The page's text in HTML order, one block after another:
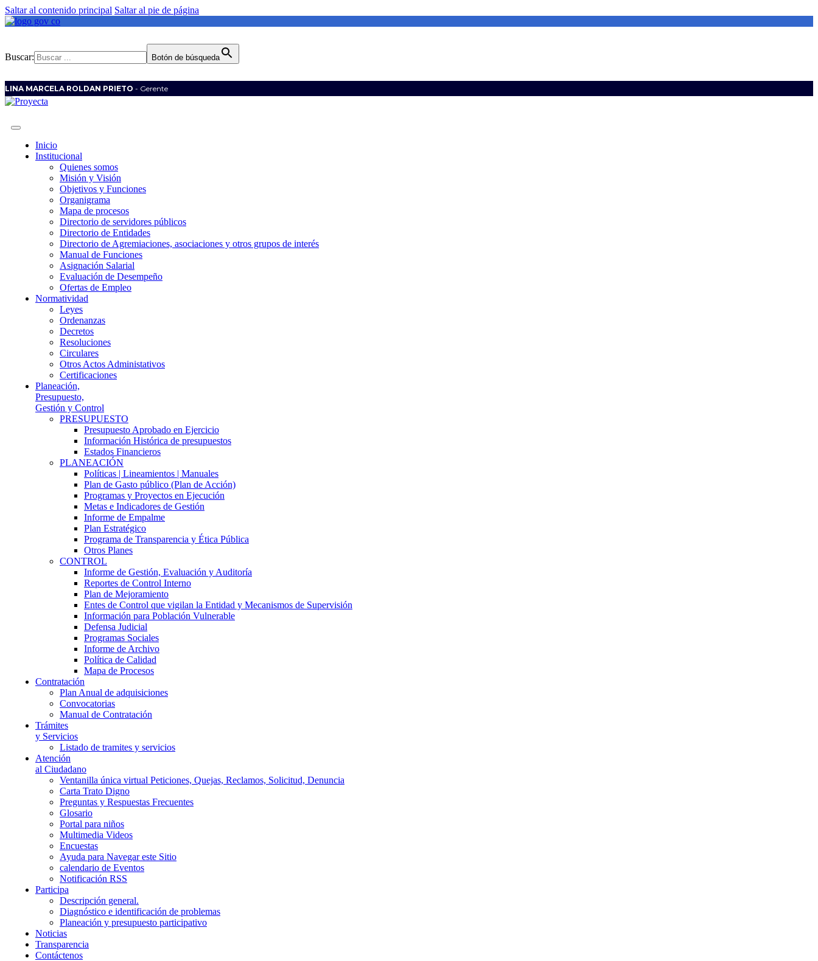
Saltar al contenido principal Saltar al pie de página
Buscar: Botón de búsqueda
LINA MARCELA ROLDAN PRIETO - Gerente
Inicio
Institucional
Quienes somos
Misión y Visión
Objetivos y Funciones
Organigrama
Mapa de procesos
Directorio de servidores públicos
Directorio de Entidades
Directorio de Agremiaciones, asociaciones y otros grupos de interés
Manual de Funciones
Asignación Salarial
Evaluación de Desempeño
Ofertas de Empleo
Normatividad
Leyes
Ordenanzas
Decretos
Resoluciones
Circulares
Otros Actos Administativos
Certificaciones
Planeación,
Presupuesto,
Gestión y Control
PRESUPUESTO
Presupuesto Aprobado en Ejercicio
Información Histórica de presupuestos
Estados Financieros
PLANEACIÓN
Políticas | Lineamientos | Manuales
Plan de Gasto público (Plan de Acción)
Programas y Proyectos en Ejecución
Metas e Indicadores de Gestión
Informe de Empalme
Plan Estratégico
Programa de Transparencia y Ética Pública
Otros Planes
CONTROL
Informe de Gestión, Evaluación y Auditoría
Reportes de Control Interno
Plan de Mejoramiento
Entes de Control que vigilan la Entidad y Mecanismos de Supervisión
Información para Población Vulnerable
Defensa Judicial
Programas Sociales
Informe de Archivo
Política de Calidad
Mapa de Procesos
Contratación
Plan Anual de adquisiciones
Convocatorias
Manual de Contratación
Trámites
y Servicios
Listado de tramites y servicios
Atención
al Ciudadano
Ventanilla única virtual Peticiones, Quejas, Reclamos, Solicitud, Denuncia
Carta Trato Digno
Preguntas y Respuestas Frecuentes
Glosario
Portal para niños
Multimedia Videos
Encuestas
Ayuda para Navegar este Sitio
calendario de Eventos
Notificación RSS
Participa
Descripción general.
Diagnóstico e identificación de problemas
Planeación y presupuesto participativo
Noticias
Transparencia
Contáctenos